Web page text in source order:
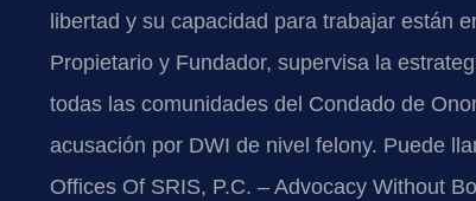
libertad y su capacidad para trabajar están
Propietario y Fundador, supervisa la
todas las comunidades del Condado de
acusación por DWI de nivel felony. Puede
Offices Of SRIS, P.C. – Advocacy Without